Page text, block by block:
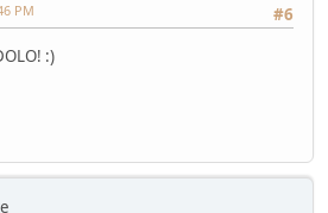
#6
PM
:)